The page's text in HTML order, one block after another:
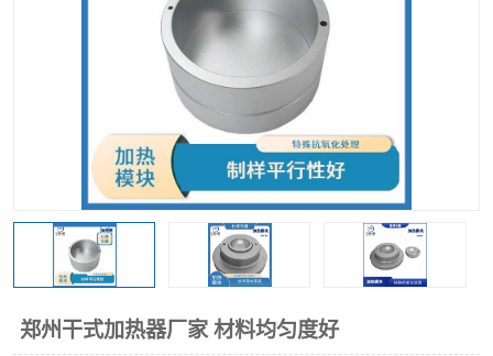
郑州干式加热器厂家 材料均匀度好
低温恒温反应浴槽
电动搅拌器